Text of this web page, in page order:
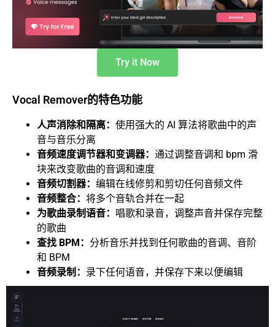
Try it Now
Vocal Remover的特色功能
人声消除和隔离： 使用强大的 AI 算法将歌曲中的声
音与音乐分离
音频速度调节器和变调器： 通过调整音调和 bpm 滑
块来改变歌曲的音调和速度
音频切割器： 编辑在线修剪和剪切任何音频文件
音频整合： 将多个音轨合并在一起
为歌曲录制语音： 唱歌和录音，调整声音并保存完整
的歌曲
查找 BPM： 分析音乐并找到任何歌曲的音调、音阶
和 BPM
音频录制： 录下任何语音，并保存下来以便编辑